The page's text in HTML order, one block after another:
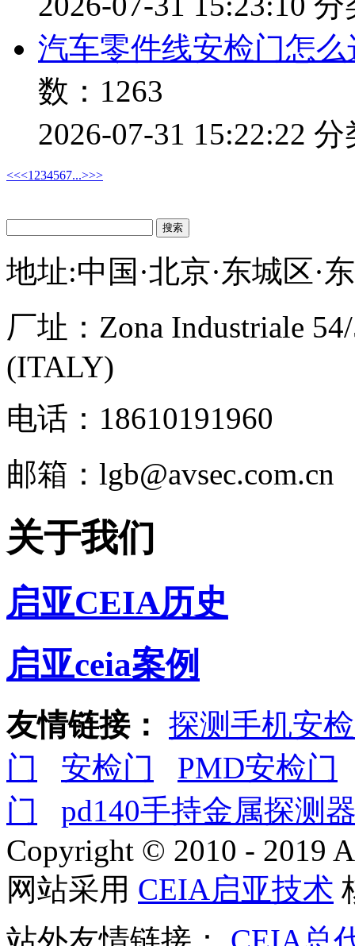
汽车零件线安检门怎
数：1263
2026-07-31 15:22:22 分
<<<1234567...>>>
搜索
地址:中国·北京·东城区·
厂址： Zona Industriale
(ITALY)
电话：18610191960
邮箱：lgb@avsec.com.cn
关于我们
启亚CEIA历史
启亚ceia案例
友情链接： 探测手机安
门
安检门
PMD安检门
门
pd140手持金属探测
Copyright © 2010 - 2019
网站采用 CEIA启亚技术